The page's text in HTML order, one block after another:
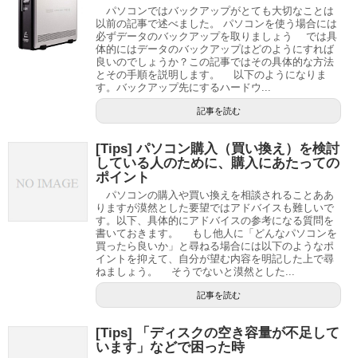
パソコンではバックアップがとても大切なことは
以前の記事で述べました。 パソコンを使う場合には
必ずデータのバックアップを取りましょう では具
体的にはデータのバックアップはどのようにすれば
良いのでしょうか？この記事ではその具体的な方法
とその手順を説明します。 以下のようになりま
す。バックアップ先にするハードウ...
記事を読む
[Tips] パソコン購入（買い換え）を検討
している人のために、購入にあたっての
ポイント
パソコンの購入や買い換えを相談されることああ
りますが漠然とした要望ではアドバイスも難しいで
す。以下、具体的にアドバイスの参考になる質問を
書いておきます。 もし他人に「どんなパソコンを
買ったら良いか」と尋ねる場合には以下のようなポ
イントを抑えて、自分が望む内容を明記した上で尋
ねましょう。 そうでないと漠然とした...
記事を読む
[Tips] 「ディスクの空き容量が不足して
います」などで困った時